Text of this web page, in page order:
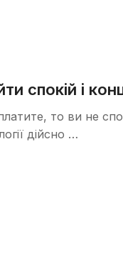
спокій і
то ви не
дійсно …